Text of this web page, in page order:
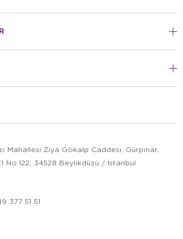
Mahallesi Ziya Gökalp Caddesi, Gürpınar,
No:122, 34528 Beylikdüzü / İstanbul
377 51 51